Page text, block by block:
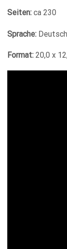
Seiten: ca 230
Sprache: Deutsch
Format: 20,0 x